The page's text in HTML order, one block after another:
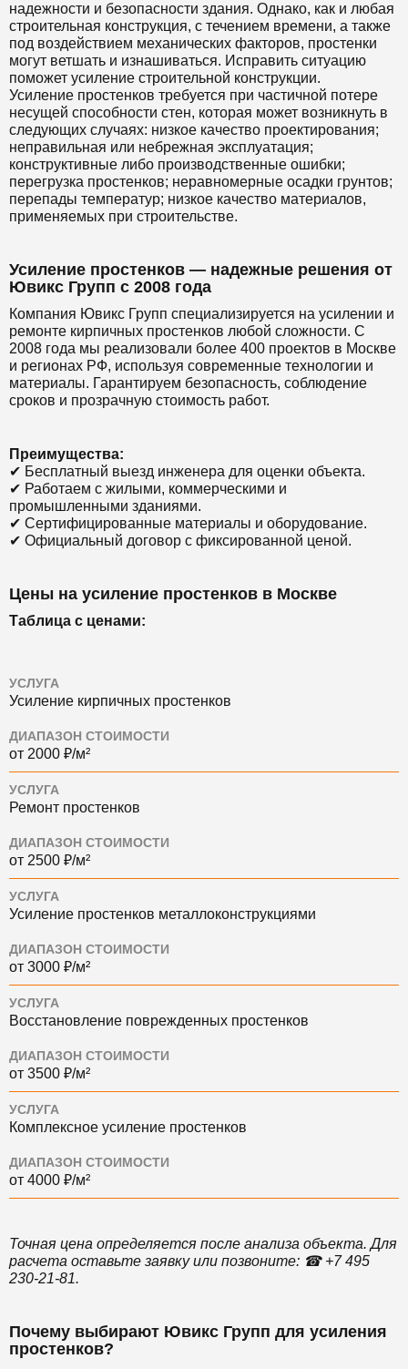
надежности и безопасности здания. Однако, как и любая
строительная конструкция, с течением времени, а также
под воздействием механических факторов, простенки
могут ветшать и изнашиваться. Исправить ситуацию
поможет усиление строительной конструкции.
Усиление простенков требуется при частичной потере
несущей способности стен, которая может возникнуть в
следующих случаях: низкое качество проектирования;
неправильная или небрежная эксплуатация;
конструктивные либо производственные ошибки;
перегрузка простенков; неравномерные осадки грунтов;
перепады температур; низкое качество материалов,
применяемых при строительстве.
Усиление простенков — надежные решения от
Ювикс Групп с 2008 года
Компания Ювикс Групп специализируется на усилении и
ремонте кирпичных простенков любой сложности. С
2008 года мы реализовали более 400 проектов в Москве
и регионах РФ, используя современные технологии и
материалы. Гарантируем безопасность, соблюдение
сроков и прозрачную стоимость работ.
Преимущества:
✔ Бесплатный выезд инженера для оценки объекта.
✔ Работаем с жилыми, коммерческими и
промышленными зданиями.
✔ Сертифицированные материалы и оборудование.
✔ Официальный договор с фиксированной ценой.
Цены на усиление простенков в Москве
Таблица с ценами:
УСЛУГА
Усиление кирпичных простенков
ДИАПАЗОН СТОИМОСТИ
от 2000 ₽/м²
УСЛУГА
Ремонт простенков
ДИАПАЗОН СТОИМОСТИ
от 2500 ₽/м²
УСЛУГА
Усиление простенков металлоконструкциями
ДИАПАЗОН СТОИМОСТИ
от 3000 ₽/м²
УСЛУГА
Восстановление поврежденных простенков
ДИАПАЗОН СТОИМОСТИ
от 3500 ₽/м²
УСЛУГА
Комплексное усиление простенков
ДИАПАЗОН СТОИМОСТИ
от 4000 ₽/м²
Точная цена определяется после анализа объекта. Для
расчета оставьте заявку или позвоните: ☎ +7 495
230-21-81.
Почему выбирают Ювикс Групп для усиления
простенков?